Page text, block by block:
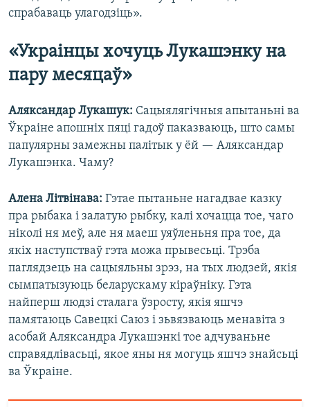
спрабаваць улагодзіць».
«Украінцы хочуць Лукашэнку на
пару месяцаў»
Аляксандар Лукашук: Сацыялягічныя апытаньні ва
Ўкраіне апошніх пяці гадоў паказваюць, што самы
папулярны замежны палітык у ёй — Аляксандар
Лукашэнка. Чаму?
Алена Літвінава: Гэтае пытаньне нагадвае казку
пра рыбака і залатую рыбку, калі хочацца тое, чаго
ніколі ня меў, але ня маеш уяўленьня пра тое, да
якіх наступстваў гэта можа прывесьці. Трэба
паглядзець на сацыяльны зрэз, на тых людзей, якія
сымпатызуюць беларускаму кіраўніку. Гэта
найперш людзі сталага ўзросту, якія яшчэ
памятаюць Савецкі Саюз і зьвязваюць менавіта з
асобай Аляксандра Лукашэнкі тое адчуваньне
справядлівасьці, якое яны ня могуць яшчэ знайсьці
ва Ўкраіне.